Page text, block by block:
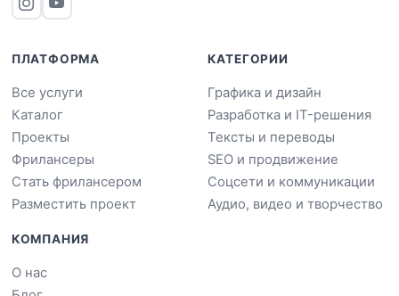
ПЛАТФОРМА
Все услуги
Каталог
Проекты
Фрилансеры
Стать фрилансером
Разместить проект
КАТЕГОРИИ
Графика и дизайн
Разработка и IT-решения
Тексты и переводы
SEO и продвижение
Соцсети и коммуникации
Аудио, видео и творчество
КОМПАНИЯ
О нас